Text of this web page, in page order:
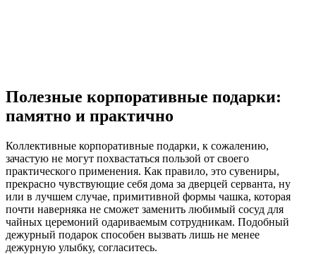
Полезные корпоративные подарки:
памятно и практично
Коллективные корпоративные подарки, к сожалению,
зачастую не могут похвастаться пользой от своего
практического применения. Как правило, это сувениры,
прекрасно чувствующие себя дома за дверцей серванта, ну
или в лучшем случае, примитивной формы чашка, которая
почти наверняка не сможет заменить любимый сосуд для
чайных церемоний одариваемым сотрудникам. Подобный
дежурный подарок способен вызвать лишь не менее
дежурную улыбку, согласитесь.